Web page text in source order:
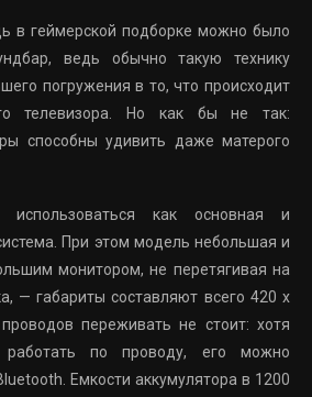
в геймерской подборке можно было
ведь обычно такую технику
погружения в то, что происходит
телевизора. Но как бы не так:
способны удивить даже матерого
как основная и
При этом модель небольшая и
монитором, не перетягивая на
— габариты составляют всего 420 х
переживать не стоит: хотя
по проводу, его можно
Емкости аккумулятора в 1200